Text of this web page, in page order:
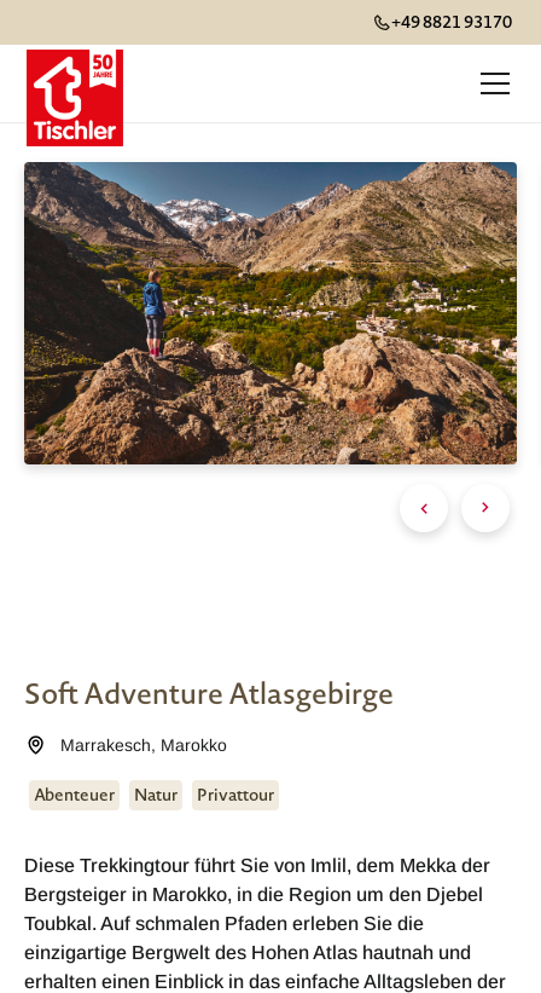
+49 8821 93170
Soft Adventure Atlasgebirge
Marrakesch, Marokko
Abenteuer Natur Privattour
Diese Trekkingtour führt Sie von Imlil, dem Mekka der
Bergsteiger in Marokko, in die Region um den Djebel
Toubkal. Auf schmalen Pfaden erleben Sie die
einzigartige Bergwelt des Hohen Atlas hautnah und
erhalten einen Einblick in das einfache Alltagsleben der